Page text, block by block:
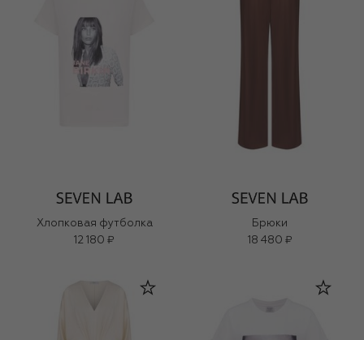
Хлопковая футболка
12 180 ₽
Брюки
18 480 ₽